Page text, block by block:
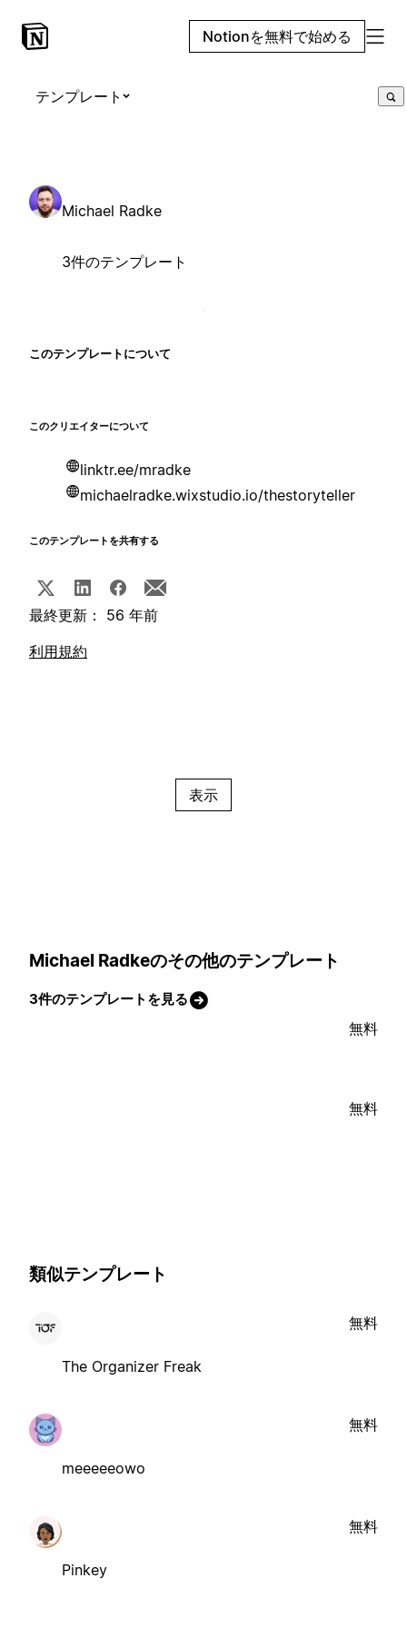
Notionを無料で始める
テンプレート
Michael Radke
3件のテンプレート
このテンプレートについて
このクリエイターについて
linktr.ee/mradke
michaelradke.wixstudio.io/thestoryteller
このテンプレートを共有する
最終更新： 56 年前
利用規約
表示
Michael Radkeのその他のテンプレート
3件のテンプレートを見る
無料
無料
類似テンプレート
The Organizer Freak
無料
meeeeeowo
無料
Pinkey
無料